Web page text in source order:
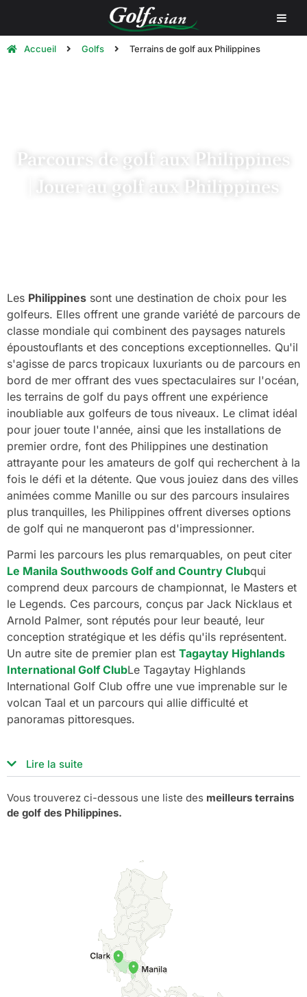
Accueil Golfs Terrains de golf aux Philippines
Parcours de golf aux Philippines
| Jouer au golf aux Philippines
Les Philippines sont une destination de choix pour les
golfeurs. Elles offrent une grande variété de parcours de
classe mondiale qui combinent des paysages naturels
époustouflants et des conceptions exceptionnelles. Qu'il
s'agisse de parcs tropicaux luxuriants ou de parcours en
bord de mer offrant des vues spectaculaires sur l'océan,
les terrains de golf du pays offrent une expérience
inoubliable aux golfeurs de tous niveaux. Le climat idéal
pour jouer toute l'année, ainsi que les installations de
premier ordre, font des Philippines une destination
attrayante pour les amateurs de golf qui recherchent à la
fois le défi et la détente. Que vous jouiez dans des villes
animées comme Manille ou sur des parcours insulaires
plus tranquilles, les Philippines offrent diverses options
de golf qui ne manqueront pas d'impressionner.
Parmi les parcours les plus remarquables, on peut citer
Le Manila Southwoods Golf and Country Clubqui
comprend deux parcours de championnat, le Masters et
le Legends. Ces parcours, conçus par Jack Nicklaus et
Arnold Palmer, sont réputés pour leur beauté, leur
conception stratégique et les défis qu'ils représentent.
Un autre site de premier plan est Tagaytay Highlands
International Golf ClubLe Tagaytay Highlands
International Golf Club offre une vue imprenable sur le
volcan Taal et un parcours qui allie difficulté et
panoramas pittoresques.
Lire la suite
Vous trouverez ci-dessous une liste des meilleurs terrains
de golf des Philippines.